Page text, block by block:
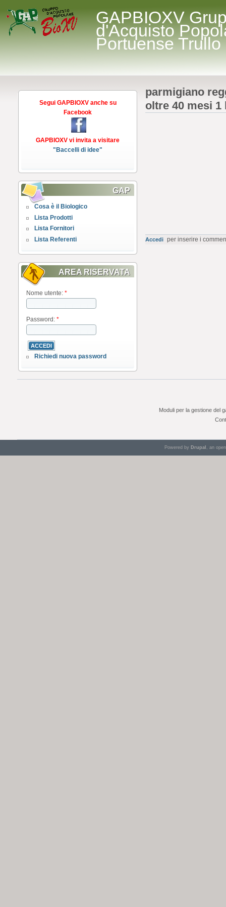
GAPBIOXV
d'Acquisto
Portuense Trullo
Segui GAPBIOXV anche su
Facebook
GAPBIOXV vi invita a visitare
"Baccelli di idee"
GAP
Cosa è il Biologico
Lista Prodotti
Lista Fornitori
Lista Referenti
AREA RISERVATA
Nome utente: *
Password: *
Richiedi nuova password
parmigiano
oltre 40 mesi 1
Accedi per inserire i
Moduli per la gestione del
Powered by Drupal , an